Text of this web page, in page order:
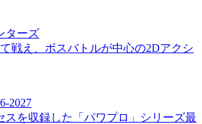
ターズ
戦え、ボスバトルが中心の2Dアクシ
2027
スを収録した「パワプロ」シリーズ最